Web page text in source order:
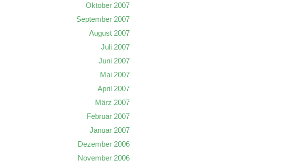
Oktober 2007
September 2007
August 2007
Juli 2007
Juni 2007
Mai 2007
April 2007
März 2007
Februar 2007
Januar 2007
Dezember 2006
November 2006